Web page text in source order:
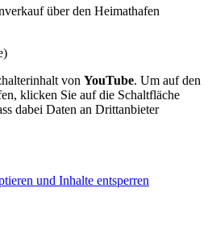
über den Heimathafen
von YouTube. Um auf den
klicken Sie auf die Schaltfläche
dabei Daten an Drittanbieter
und Inhalte entsperren